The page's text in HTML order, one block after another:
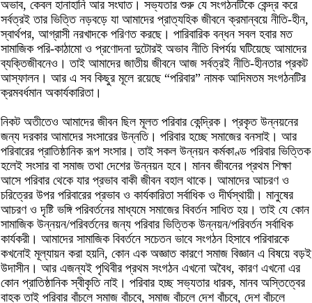
অভাব, কেবল হানাহানি আর সংঘাত। সভ্যতার শুরু যে সংগঠনটিকে কেন্দ্র করে
সর্বত্রই তার ভিত্তি নড়বড়ে যা আমাদের প্রাত্যহিক জীবনে ক্রমান্বয়ে নীতি-হীন,
স্বার্থপর, আগ্রাসী নরখাদকে পরিণত করছে। পারিবারিক বন্ধন সবল হবার মত
সামাজিক পরি-কাঠামো ও প্রণোদনা দুটোরই অভাব নীতি বিপর্যয় ঘটিয়েছে আমাদের
ব্যক্তিজীবনেও। তাই আমাদের জাতীয় জীবনে আজ সর্বত্রই নীতি-হীনতার প্রকট
আস্ফালন। আর এ সব কিছুর মূলে রয়েছে “পরিবার” নামক আদিমতম সংগঠনটির
ক্রমবর্ধমান অকার্যকারিতা।
নিকট অতীতেও আমাদের জীবন ছিল মূলত পরিবার কেন্দ্রিক। প্রকৃত উন্নয়নের
জন্য দরকার আমাদের সংসারের উন্নতি। পরিবার হচ্ছে সমাজের বনসাই। আর
পরিবারের প্রাতিষ্ঠানিক রূপ সংসার। তাই সকল উন্নয়ন কর্মকাণ্ড পরিবার ভিত্তিক
হলেই সংসার বা সমাজ তথা দেশের উন্নয়ন হবে। মানব জীবনের প্রথম শিক্ষা
আসে পরিবার থেকে যার প্রভাব বাকী জীবন বহাল থাকে। আমাদের আচরণ ও
চরিত্রের উপর পরিবারের প্রভাব ও কার্যকারিতা সর্বাধিক ও দীর্ঘস্থায়ী। মানুষের
আচরণ ও দৃষ্টি ভঙ্গি পরিবর্তনের মাধ্যমে সমাজের বিবর্তন সাধিত হয়। তাই যে কোন
সামাজিক উন্নয়ন/পরিবর্তনের জন্য পরিবার ভিত্তিক উন্নয়ন/পরিবর্তন সর্বাধিক
কার্যকরী। আমাদের সামাজিক বিবর্তনে সচেতন ভাবে সংগঠন হিসাবে পরিবারকে
কখনোই মূল্যায়ন করা হয়নি, কোন এক অজ্ঞাত কারণে সমাজ বিজ্ঞান এ বিষয়ে বড়ই
উদাসীন। আর এজন্যই পৃথিবীর প্রথম সংগঠন এখনো অবৈধ, কারণ এখনো এর
কোন প্রাতিষ্ঠানিক স্বীকৃতি নাই। পরিবার হচ্ছ সভ্যতার ধারক, মানব অস্তিত্বের
বাহক তাই পরিবার বাঁচলে সমাজ বাঁচবে, সমাজ বাঁচলে দেশ বাঁচবে, দেশ বাঁচলে